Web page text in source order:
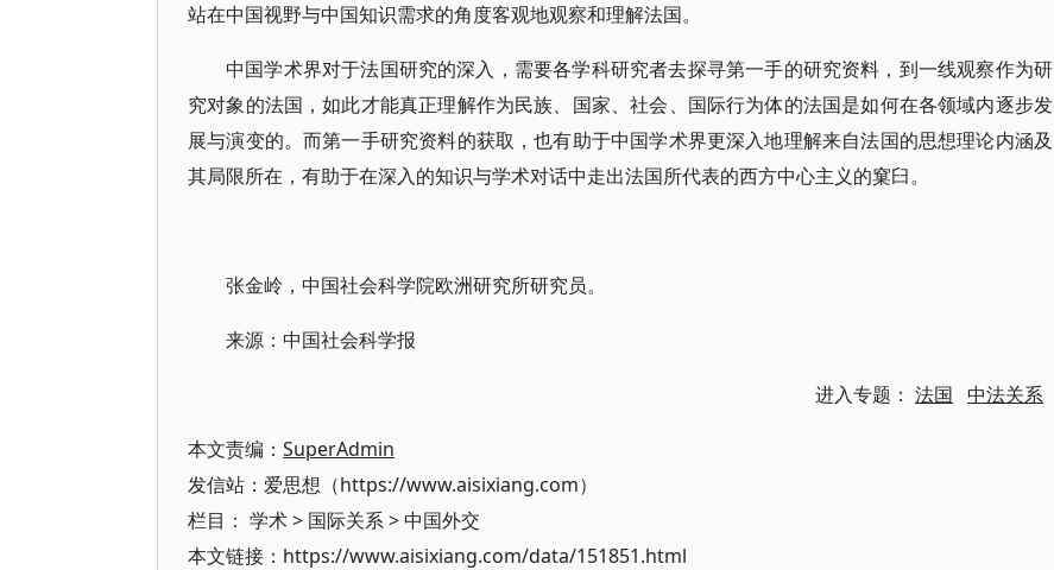
站在中国视野与中国知识需求的角度客观地观察和理解法国。
中国学术界对于法国研究的深入，需要各学科研究者去探寻第一手的研究资料，到一线观察作为研
究对象的法国，如此才能真正理解作为民族、国家、社会、国际行为体的法国是如何在各领域内逐步发
展与演变的。而第一手研究资料的获取，也有助于中国学术界更深入地理解来自法国的思想理论内涵及
其局限所在，有助于在深入的知识与学术对话中走出法国所代表的西方中心主义的窠臼。
张金岭，中国社会科学院欧洲研究所研究员。
来源：中国社会科学报
进入专题： 法国 中法关系
本文责编： SuperAdmin
发信站：爱思想（https://www.aisixiang.com）
栏目： 学术> 国际关系>中国外交
本文链接：https://www.aisixiang.com/data/151851.html